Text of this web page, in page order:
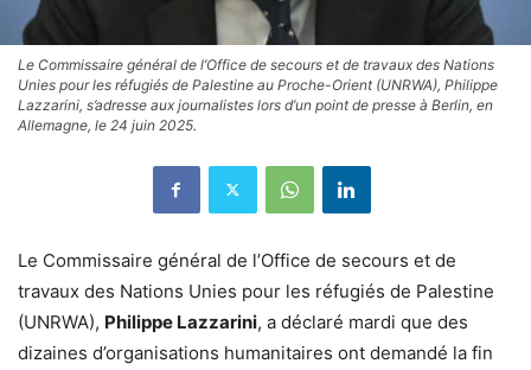
Le Commissaire général de l’Office de secours et de travaux des Nations
Unies pour les réfugiés de Palestine au Proche-Orient (UNRWA), Philippe
Lazzarini, s’adresse aux journalistes lors d’un point de presse à Berlin, en
Allemagne, le 24 juin 2025.
Le Commissaire général de l’Office de secours et de
travaux des Nations Unies pour les réfugiés de Palestine
(UNRWA), Philippe Lazzarini, a déclaré mardi que des
dizaines d’organisations humanitaires ont demandé la fin